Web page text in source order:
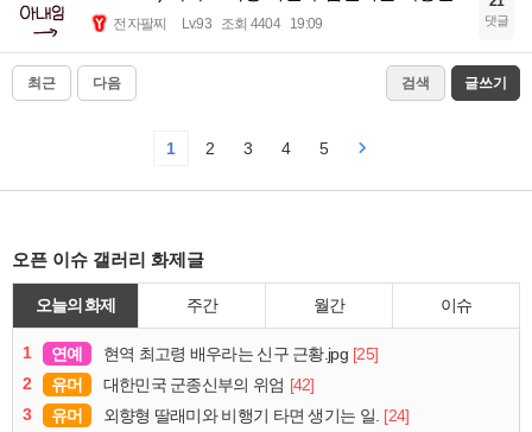
전자팔찌 Lv.93 조회 4404 19:09 댓글
최근 다음 검색 글쓰기
1 2 3 4 5
오픈 이슈 갤러리 화제글
오늘의 화제 주간 월간 이슈
1 연예 현역 최고령 배우라는 신구 근황.jpg [25]
2
유머 대한민국 군종신부의 위엄 [42]
3
유머 외향형 딸래미와 비행기 타면 생기는 일. [24]